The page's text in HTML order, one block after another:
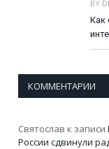
BY
Как
КОММЕНТАРИИ
Святослав к записи
России сдвинули